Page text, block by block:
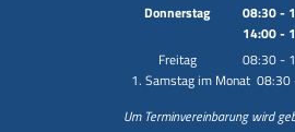
Donnerstag 08:30-
14:00-
Freitag 08:30-
1. Samstag im Monat
Um Terminvereinbarung wird